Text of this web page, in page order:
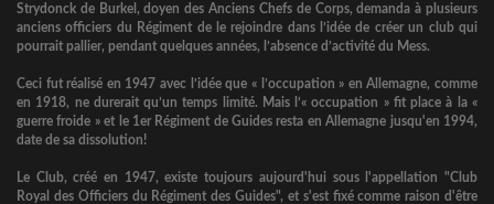
Strydonck de Burkel, doyen des Anciens Chefs de Corps, demanda à plusieurs
anciens officiers du Régiment de le rejoindre dans l’idée de créer un club qui
pourrait pallier, pendant quelques années, l’absence d’activité du Mess.
Ceci fut réalisé en 1947 avec l’idée que « l’occupation » en Allemagne, comme
en 1918, ne durerait qu’un temps limité. Mais l’« occupation » fit place à la «
guerre froide » et le 1er Régiment de Guides resta en Allemagne jusqu'en 1994,
date de sa dissolution!
Le Club, créé en 1947, existe toujours aujourd'hui sous l'appellation "Club
Royal des Officiers du Régiment des Guides", et s'est fixé comme raison d'être